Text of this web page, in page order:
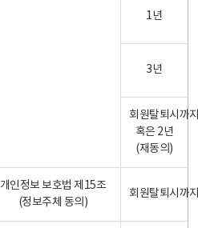
1년
3년
회원탈퇴시까
혹은 2년
(재동의)
개인정보 보호법 제15조
(정보주체 동의)
회원탈퇴시까